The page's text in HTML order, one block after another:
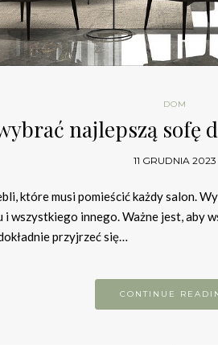
DOM
najlepszą sofę
11 GRUDNIA 2023
które musi pomieścić każdy salon.
wszystkiego innego. Ważne jest, aby
przyjrzeć się…
CONTINUE